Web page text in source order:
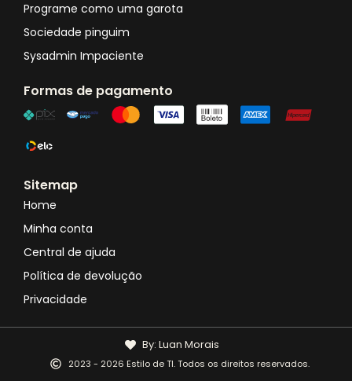
Programe como uma garota
Sociedade pinguim
Sysadmin Impaciente
Formas de pagamento
Sitemap
Home
Minha conta
Central de ajuda
Política de devolução
Privacidade
2023 - 2026 Estilo de TI. Todos os direitos reservados.
By: Luan Morais